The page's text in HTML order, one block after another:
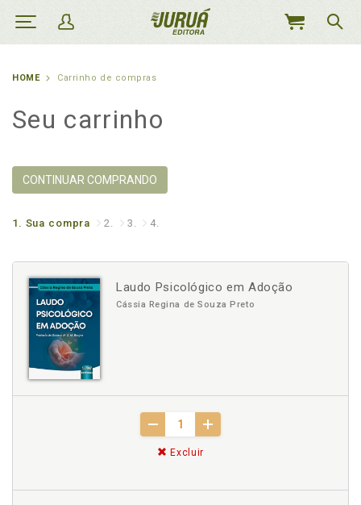
MEU
HOME Carrinho de compras
Seu carrinho
CONTINUAR COMPRANDO
1. Sua compra 2. 3. 4.
Laudo Psicológico em Adoção
Cássia Regina de Souza Preto
Excluir